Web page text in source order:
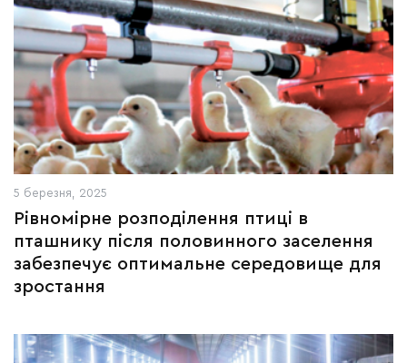
5 березня, 2025
Рівномірне розподілення птиці в
пташнику після половинного заселення
забезпечує оптимальне середовище для
зростання